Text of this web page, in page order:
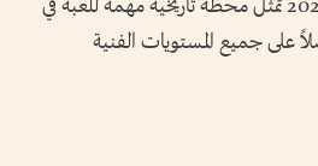
على جميع المستويات الفنية